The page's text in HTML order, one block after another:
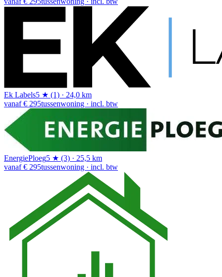
Ek Labels5 ★ (1) · 24,0 km
vanaf € 295tussenwoning · incl. btw
EnergiePloeg5 ★ (3) · 25,5 km
vanaf € 295tussenwoning · incl. btw